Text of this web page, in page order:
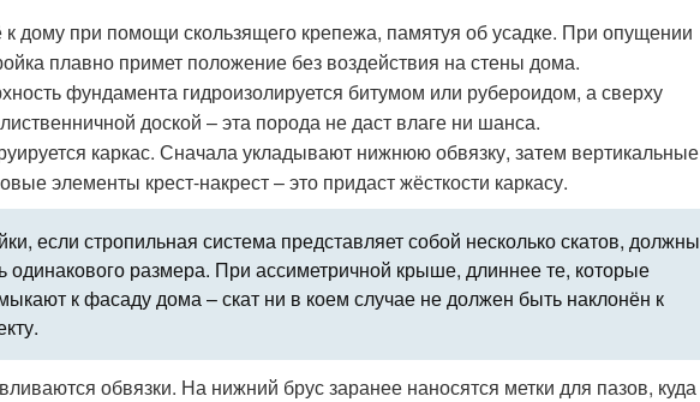
к дому при помощи скользящего крепежа, памятуя об усадке. При опущении
плавно примет положение без воздействия на стены дома.
фундамента гидроизолируется битумом или рубероидом, а сверху
доской – эта порода не даст влаге ни шанса.
каркас. Сначала укладывают нижнюю обвязку, затем вертикальные
элементы крест-накрест – это придаст жёсткости каркасу.
если стропильная система представляет собой несколько скатов, должны
одинакового размера. При ассиметричной крыше, длиннее те, которые
к фасаду дома – скат ни в коем случае не должен быть наклонён к
обвязки. На нижний брус заранее наносятся метки для пазов, куда